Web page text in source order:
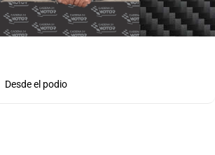
Desde el podio